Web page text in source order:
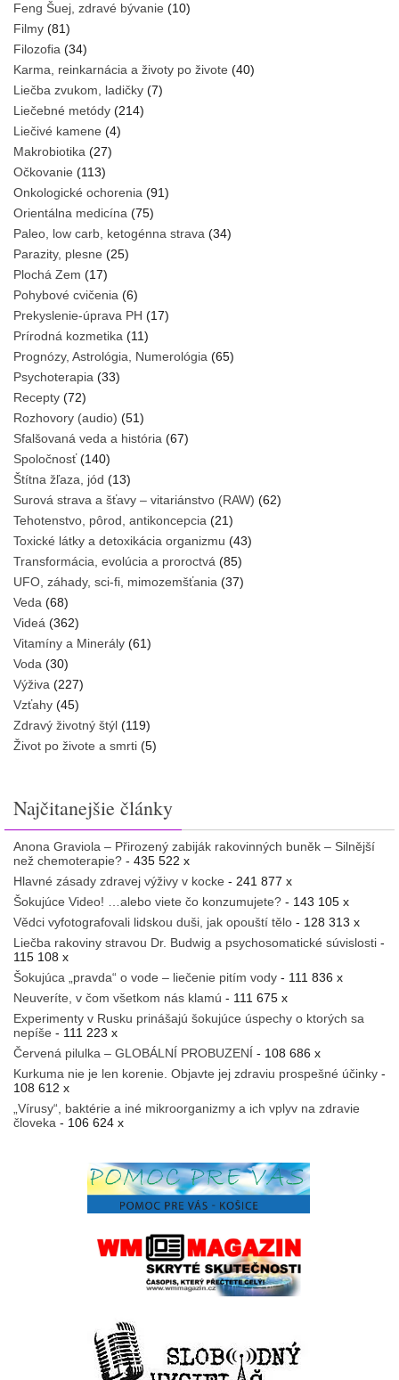
Feng Šuej, zdravé bývanie (10)
Filmy (81)
Filozofia (34)
Karma, reinkarnácia a životy po živote (40)
Liečba zvukom, ladičky (7)
Liečebné metódy (214)
Liečivé kamene (4)
Makrobiotika (27)
Očkovanie (113)
Onkologické ochorenia (91)
Orientálna medicína (75)
Paleo, low carb, ketogénna strava (34)
Parazity, plesne (25)
Plochá Zem (17)
Pohybové cvičenia (6)
Prekyslenie-úprava PH (17)
Prírodná kozmetika (11)
Prognózy, Astrológia, Numerológia (65)
Psychoterapia (33)
Recepty (72)
Rozhovory (audio) (51)
Sfalšovaná veda a história (67)
Spoločnosť(140)
Štítna žľaza, jód (13)
Surová strava a šťavy – vitariánstvo (RAW) (62)
Tehotenstvo, pôrod, antikoncepcia (21)
Toxické látky a detoxikácia organizmu (43)
Transformácia, evolúcia a proroctvá (85)
UFO, záhady, sci-fi, mimozemšťania (37)
Veda (68)
Videá (362)
Vitamíny a Minerály (61)
Voda (30)
Výživa (227)
Vzťahy (45)
Zdravý životný štýl (119)
Život po živote a smrti (5)
Najčitanejšie články
Anona Graviola – Přirozený zabiják rakovinných buněk – Silnější
než chemoterapie? - 435 522 x
Hlavné zásady zdravej výživy v kocke - 241 877 x
Šokujúce Video! …alebo viete čo konzumujete? - 143 105 x
Vědci vyfotografovali lidskou duši, jak opouští tělo - 128 313 x
Liečba rakoviny stravou Dr. Budwig a psychosomatické súvislosti -
115 108 x
Šokujúca „pravda“ o vode – liečenie pitím vody - 111 836 x
Neuveríte, v čom všetkom nás klamú - 111 675 x
Experimenty v Rusku prinášajú šokujúce úspechy o ktorých sa
nepíše - 111 223 x
Červená pilulka – GLOBÁLNÍ PROBUZENÍ - 108 686 x
Kurkuma nie je len korenie. Objavte jej zdraviu prospešné účinky -
108 612 x
„Vírusy“, baktérie a iné mikroorganizmy a ich vplyv na zdravie
človeka - 106 624 x